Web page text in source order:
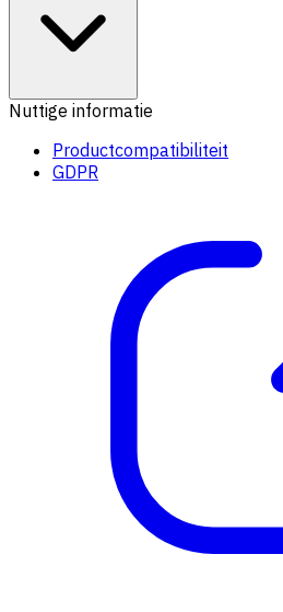
Nuttige informatie
Productcompatibiliteit
GDPR